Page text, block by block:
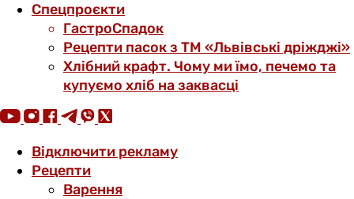
Спецпроєкти
ГастроСпадок
Рецепти пасок з ТМ «Львівські дріжджі»
Хлібний крафт. Чому ми їмо, печемо та
купуємо хліб на заквасці
Відключити рекламу
Рецепти
Варення